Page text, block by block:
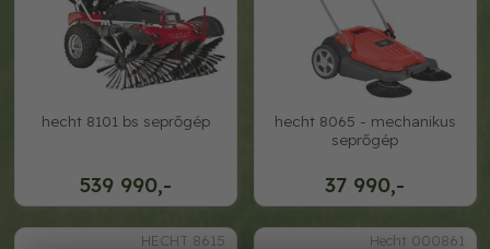
539 990,-
hecht 8101 bs seprőgép
37 990,-
hecht 8065 - mechanikus
seprőgép
HECHT 8615 Hecht 000861